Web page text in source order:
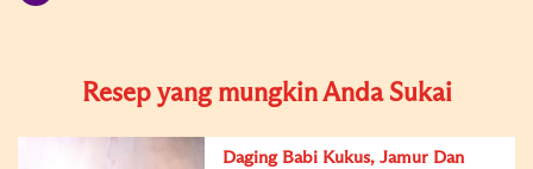
Resep yang mungkin Anda Sukai
Daging Babi Kukus, Jamur Dan